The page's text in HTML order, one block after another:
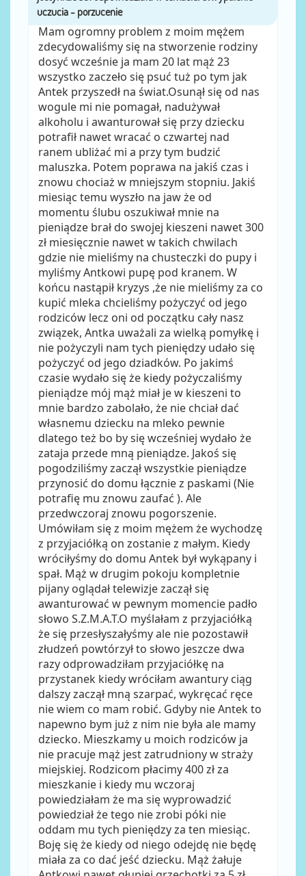
Mam ogromny problem z moim mężem
zdecydowaliśmy się na stworzenie rodziny
dosyć wcześnie ja mam 20 lat mąż 23
wszystko zaczeło się psuć tuż po tym jak
Antek przyszedł na świat.Osunął się od nas
wogule mi nie pomagał, nadużywał
alkoholu i awanturował się przy dziecku
potrafił nawet wracać o czwartej nad
ranem ubliżać mi a przy tym budzić
maluszka. Potem poprawa na jakiś czas i
znowu chociaż w mniejszym stopniu. Jakiś
miesiąc temu wyszło na jaw że od
momentu ślubu oszukiwał mnie na
pieniądze brał do swojej kieszeni nawet 300
zł miesięcznie nawet w takich chwilach
gdzie nie mieliśmy na chusteczki do pupy i
myliśmy Antkowi pupę pod kranem. W
końcu nastąpił kryzys ,że nie mieliśmy za co
kupić mleka chcieliśmy pożyczyć od jego
rodziców lecz oni od początku cały nasz
związek, Antka uważali za wielką pomyłkę i
nie pożyczyli nam tych pieniędzy udało się
pożyczyć od jego dziadków. Po jakimś
czasie wydało się że kiedy pożyczaliśmy
pieniądze mój mąż miał je w kieszeni to
mnie bardzo zabolało, że nie chciał dać
własnemu dziecku na mleko pewnie
dlatego też bo by się wcześniej wydało że
zataja przede mną pieniądze. Jakoś się
pogodziliśmy zaczął wszystkie pieniądze
przynosić do domu łącznie z paskami (Nie
potrafię mu znowu zaufać ). Ale
przedwczoraj znowu pogorszenie.
Umówiłam się z moim mężem że wychodzę
z przyjaciółką on zostanie z małym. Kiedy
wróciłyśmy do domu Antek był wykąpany i
spał. Mąż w drugim pokoju kompletnie
pijany oglądał telewizje zaczął się
awanturować w pewnym momencie padło
słowo S.Z.M.A.T.O myślałam z przyjaciółką
że się przesłyszałyśmy ale nie pozostawił
złudzeń powtórzył to słowo jeszcze dwa
razy odprowadziłam przyjaciółkę na
przystanek kiedy wróciłam awantury ciąg
dalszy zaczął mną szarpać, wykręcać ręce
nie wiem co mam robić. Gdyby nie Antek to
napewno bym już z nim nie była ale mamy
dziecko. Mieszkamy u moich rodziców ja
nie pracuje mąż jest zatrudniony w straży
miejskiej. Rodzicom płacimy 400 zł za
mieszkanie i kiedy mu wczoraj
powiedziałam że ma się wyprowadzić
powiedział że tego nie zrobi póki nie
oddam mu tych pieniędzy za ten miesiąc.
Boję się że kiedy od niego odejdę nie będę
miała za co dać jeść dziecku. Mąż żałuje